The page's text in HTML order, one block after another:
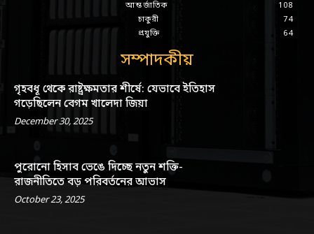
আন্তর্জাতিক
108
চাকুরী
74
প্রযুক্তি
64
সম্পাদকীয়
গৃহবধূ থেকে রাষ্ট্রক্ষমতার শীর্ষে: যেভাবে ইতিহাস
গড়েছিলেন বেগম খালেদা জিয়া
December 30, 2025
পুরোনো হিসাব ভেঙে দিচ্ছে নতুন শক্তি-
রাজনীতিতে বড় পরিবর্তনের আভাস
October 23, 2025